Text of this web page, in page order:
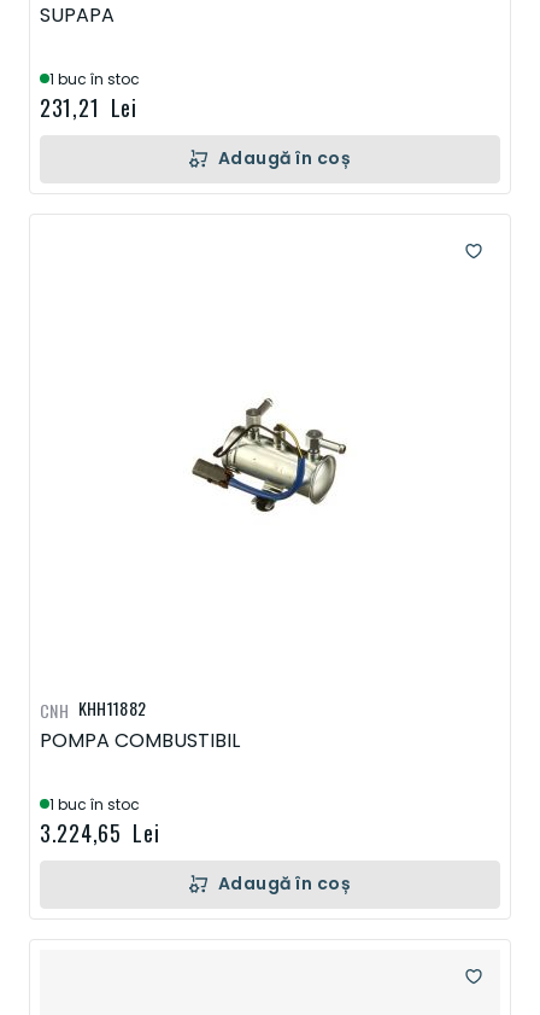
SUPAPA
1 buc în stoc
231,21 Lei
Adaugă în coș
KHH11882
POMPA COMBUSTIBIL
1 buc în stoc
3.224,65 Lei
CNH
Adaugă în coș